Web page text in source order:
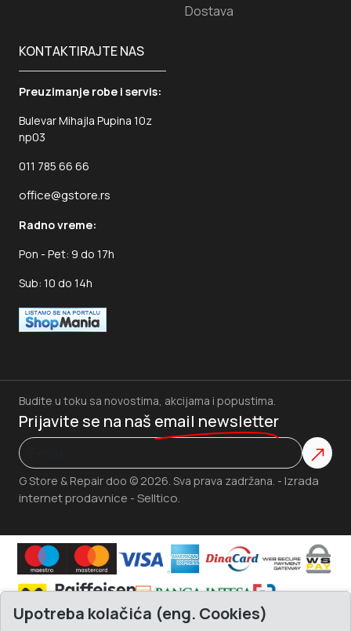
Dostava
KONTAKTIRAJTE NAS
Preuzimanje robe i servis:
Bulevar Mihajla Pupina 10z
np03
011 785 66 66
office@gstore.rs
Radno vreme:
Pon - Pet: 9 do 17h
Sub: 10 do 14h
G Store & Repair doo © 2026. Sva prava zadržana. - Izrada
internet prodavnice - Selltico.
Budite u toku sa novostima, akcijama i popustima.
Prijavite se na naš email newsletter
Upotreba kolačića (eng. Cookies)